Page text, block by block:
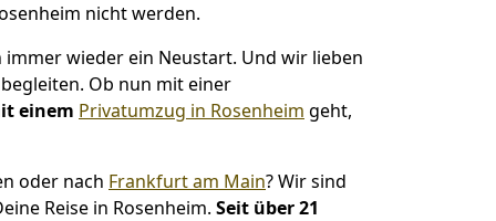
nicht werden.
wieder ein Neustart. Und wir lieben
Ob nun mit einer
einem Privatumzug in Rosenheim geht,
oder nach Frankfurt am Main? Wir sind
Reise in Rosenheim. Seit über 21